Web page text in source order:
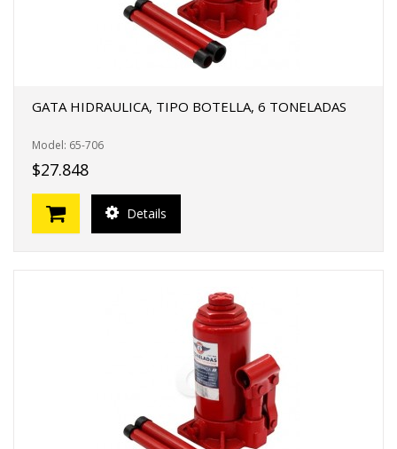
GATA HIDRAULICA, TIPO BOTELLA, 6 TONELADAS
Model: 65-706
$27.848
Details